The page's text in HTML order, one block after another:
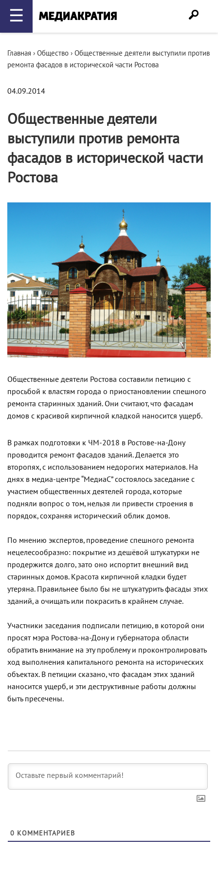
☰
Главная › Общество › Общественные деятели выступили против
ремонта фасадов в исторической части Ростова
04.09.2014
Общественные деятели
выступили против ремонта
фасадов в исторической части
Ростова
Общественные деятели Ростова составили петицию с
просьбой к властям города о приостановлении спешного
ремонта старинных зданий. Они считают, что фасадам
домов с красивой кирпичной кладкой наносится ущерб.
В рамках подготовки к ЧМ-2018 в Ростове-на-Дону
проводится ремонт фасадов зданий. Делается это
второпях, с использованием недорогих материалов. На
днях в медиа-центре “МедиаС” состоялось заседание с
участием общественных деятелей города, которые
подняли вопрос о том, нельзя ли привести строения в
порядок, сохраняя исторический облик домов.
По мнению экспертов, проведение спешного ремонта
нецелесообразно: покрытие из дешёвой штукатурки не
продержится долго, зато оно испортит внешний вид
старинных домов. Красота кирпичной кладки будет
утеряна. Правильнее было бы не штукатурить фасады этих
зданий, а очищать или покрасить в крайнем случае.
Участники заседания подписали петицию, в которой они
просят мэра Ростова-на-Дону и губернатора области
обратить внимание на эту проблему и проконтролировать
ход выполнения капитального ремонта на исторических
объектах. В петиции сказано, что фасадам этих зданий
наносится ущерб, и эти деструктивные работы должны
быть пресечены.
0 КОММЕНТАРИЕВ